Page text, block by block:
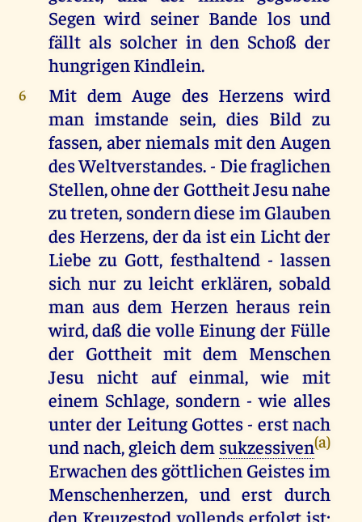
Segen wird seiner Bande los und
fällt als solcher in den Schoß der
hungrigen Kindlein.
6
Mit dem Auge des Herzens wird
man imstande sein, dies Bild zu
fassen, aber niemals mit den Augen
des Weltverstandes. - Die fraglichen
Stellen, ohne der Gottheit Jesu nahe
zu treten, sondern diese im Glauben
des Herzens, der da ist ein Licht der
Liebe zu Gott, festhaltend - lassen
sich nur zu leicht erklären, sobald
man aus dem Herzen heraus rein
wird, daß die volle Einung der Fülle
der Gottheit mit dem Menschen
Jesu nicht auf einmal, wie mit
einem Schlage, sondern - wie alles
unter der Leitung Gottes - erst nach
und nach, gleich dem sukzessiven(a)
Erwachen des göttlichen Geistes im
Menschenherzen, und erst durch
den Kreuzestod vollends erfolgt ist;